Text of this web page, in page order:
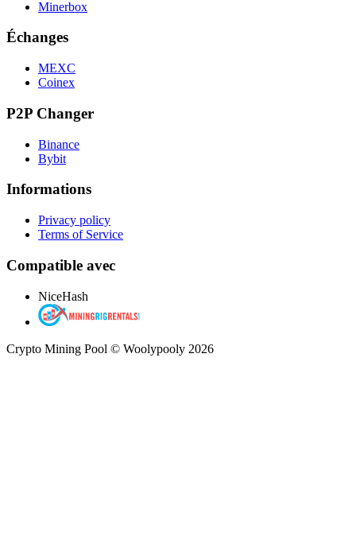
Minerbox
Échanges
MEXC
Coinex
P2P Changer
Binance
Bybit
Informations
Privacy policy
Terms of Service
Compatible avec
NiceHash
Crypto Mining Pool © Woolypooly 2026